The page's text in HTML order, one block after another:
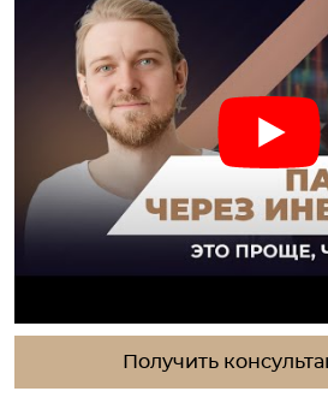
Получить